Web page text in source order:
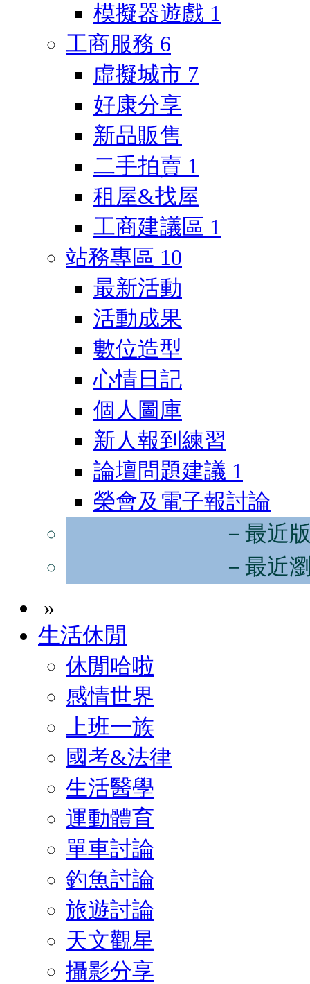
模擬器遊戲 1
工商服務 6
虛擬城市 7
好康分享
新品販售
二手拍賣 1
租屋&找屋
工商建議區 1
站務專區 10
最新活動
活動成果
數位造型
心情日記
個人圖庫
新人報到練習
論壇問題建議 1
榮會及電子報討論
－最近
－最近
»
生活休閒
休閒哈啦
感情世界
上班一族
國考&法律
生活醫學
運動體育
單車討論
釣魚討論
旅遊討論
天文觀星
攝影分享